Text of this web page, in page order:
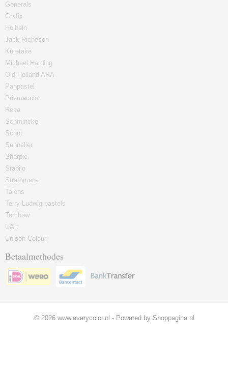
Generals
Grafix
Holbein
Jack Richeson
Kuretake
Michael Harding
Old Holland ARA
Panpastel
Prismacolor
Rosa
Schmincke
Schut
Sennelier
Sharpie
Stabilo
Strathmore
Talens
Terry Ludwig pastels
Tombow
UArt
Unison Colour
Betaalmethodes
© 2026 www.everycolor.nl - Powered by Shoppagina.nl